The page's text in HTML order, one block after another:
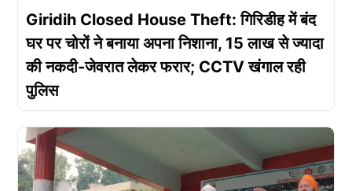
Giridih Closed House Theft: गिरिडीह में बंद
घर पर चोरों ने बनाया अपना निशाना, 15 लाख से ज्यादा
की नकदी-जेवरात लेकर फरार; CCTV खंगाल रही
पुलिस